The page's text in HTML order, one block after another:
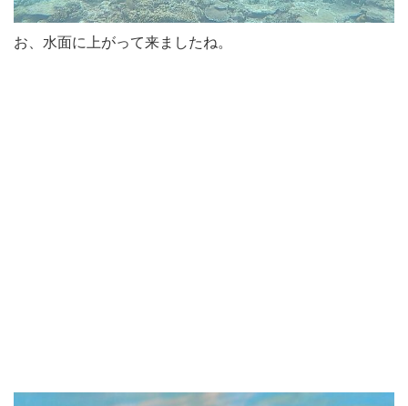
お、水面に上がって来ましたね。